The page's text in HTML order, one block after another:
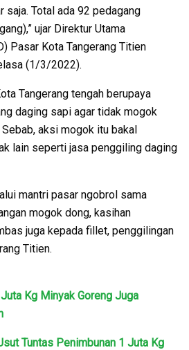
saja. Total ada 92 pedagang
ujar Direktur Utama
Pasar Kota Tangerang Titien
(1/3/2022).
Tangerang tengah berupaya
daging sapi agar tidak mogok
aksi mogok itu bakal
lain seperti jasa penggiling daging
mantri pasar ngobrol sama
mogok dong, kasihan
juga kepada fillet, penggilingan
Titien.
Kg Minyak Goreng Juga
Tuntas Penimbunan 1 Juta Kg